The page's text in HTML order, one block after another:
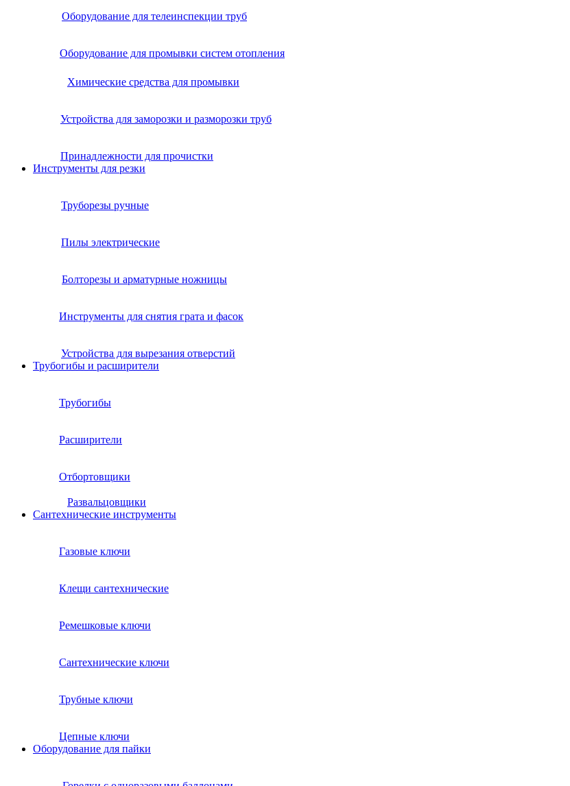
Оборудование для телеинспекции труб
Оборудование для промывки систем отопления
Химические средства для промывки
Устройства для заморозки и разморозки труб
Принадлежности для прочистки
Инструменты для резки
Труборезы ручные
Пилы электрические
Болторезы и арматурные ножницы
Инструменты для снятия грата и фасок
Устройства для вырезания отверстий
Трубогибы и расширители
Трубогибы
Расширители
Отбортовщики
Развальцовщики
Сантехнические инcтрументы
Газовые ключи
Клещи сантехнические
Ремешковые ключи
Сантехнические ключи
Трубные ключи
Цепные ключи
Оборудование для пайки